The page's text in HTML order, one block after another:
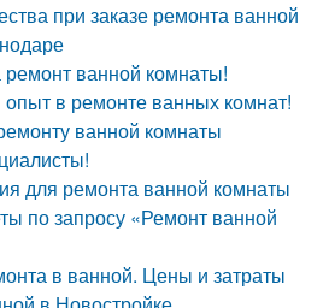
при заказе ремонта ванной
ванной комнаты!
в ремонте ванных комнат!
ванной комнаты
для ремонта ванной комнаты
по запросу «Ремонт ванной
в ванной. Цены и затраты